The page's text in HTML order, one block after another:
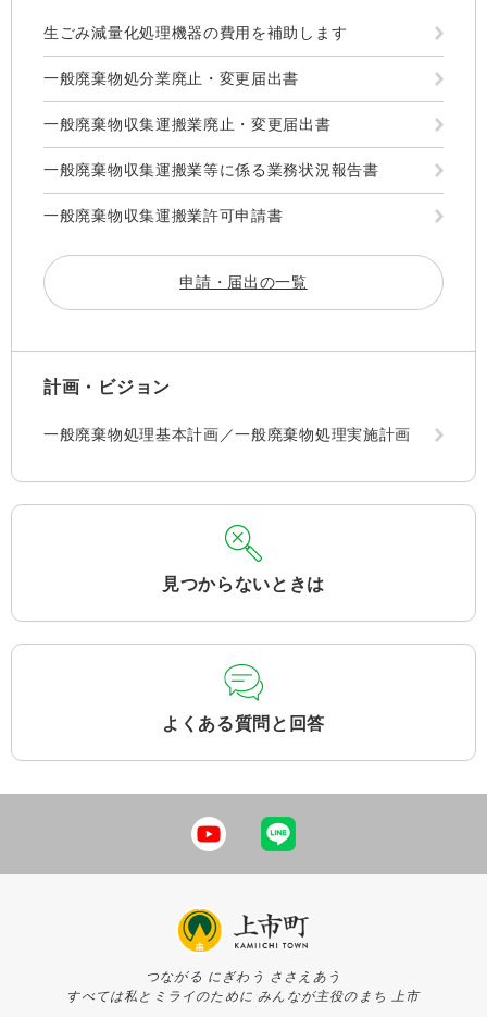
生ごみ減量化処理機器の費用を補助します
一般廃棄物処分業廃止・変更届出書
一般廃棄物収集運搬業廃止・変更届出書
一般廃棄物収集運搬業等に係る業務状況報告書
一般廃棄物収集運搬業許可申請書
申請・届出の一覧
計画・ビジョン
一般廃棄物処理基本計画／一般廃棄物処理実施計画
見つからないときは
よくある質問と回答
つながる にぎわう ささえあう
すべては私とミライのために みんなが主役のまち 上市